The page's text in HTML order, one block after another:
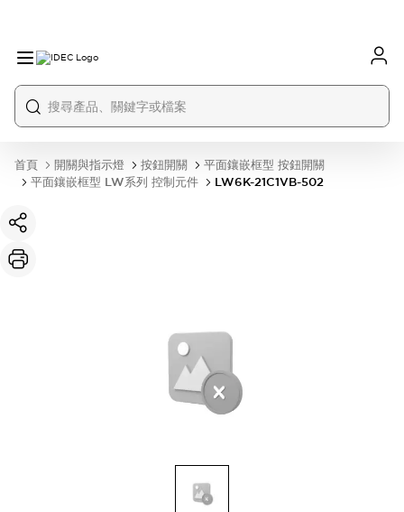
首頁 開關與指示燈 按鈕開關
平面鑲嵌框型 按鈕開關
平面鑲嵌框型 LW系列 控制元件
LW6K-21C1VB-502